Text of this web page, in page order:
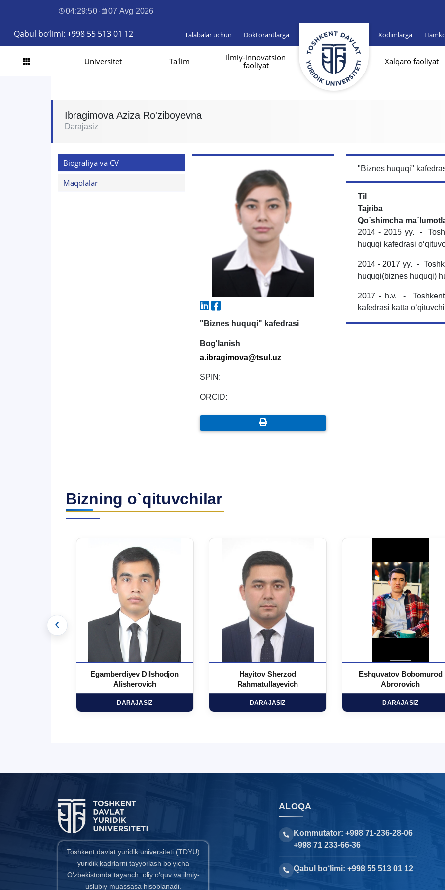
04:29:51 · 07 Avg 2026
Qabul bo‘limi: +998 55 513 01 12 Talabalar uchun Doktorantlarga Xodimlarga
Universitet Ta'lim
Ilmiy-innovatsion
faoliyat
Xalqaro faoliyat
Ibragimova Aziza Ro'ziboyevna
Darajasiz
Biografiya va CV
Maqolalar
"Biznes huquqi" kafedrasi
Bog'lanish
a.ibragimova@tsul.uz
SPIN:
ORCID:
"Biznes huquqi"
Til
Tajriba
Qo`shimcha
2014 - 2015 yy. -
huquqi kafedrasi
2014 - 2017 yy. -
huquqi(biznes huquqi)
2017 - h.v. - Toshkent
kafedrasi katta
Bizning o`qituvchilar
Egamberdiyev Dilshodjon
Alisherovich
DARAJASIZ
Hayitov Sherzod
Rahmatullayevich
DARAJASIZ
Eshquvatov Bobomurod
Abrorovich
DARAJASIZ
‹
Toshkent davlat yuridik universiteti (TDYU)
yuridik kadrlarni tayyorlash bo‘yicha
O‘zbekistonda tayanch oliy o‘quv va ilmiy-
uslubiy muassasa hisoblanadi.
ALOQA
Kommutator: +998 71-236-28-06
+998 71 233-66-36
Qabul bo‘limi: +998 55 513 01 12